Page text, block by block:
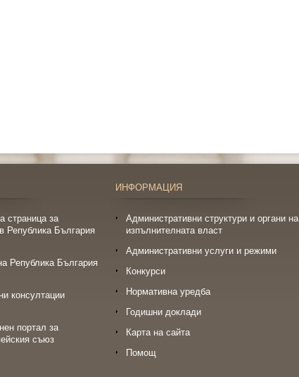
страница за
Република България
Република България
консултации
портал за
съюз
ИНФОРМАЦИЯ
Административни структури и органи на
изпълнителната власт
Административни услуги и режими
Конкурси
Нормативна уредба
Годишни доклади
Карта на сайта
Помощ